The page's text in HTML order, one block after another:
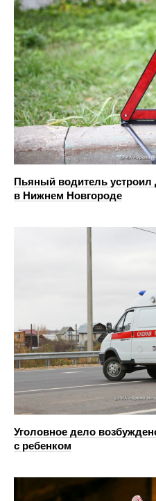
Пьяный водитель устроил
в Нижнем Новгороде
Уголовное дело
с ребенком